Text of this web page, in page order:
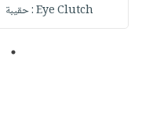
Eye Clutch : حقيبة
1